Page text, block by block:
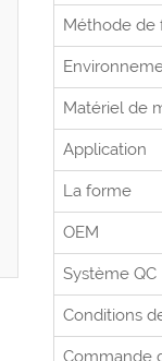
Méthode de
Matériel de
Application
La forme
OEM
Système QC
Conditions
Commande